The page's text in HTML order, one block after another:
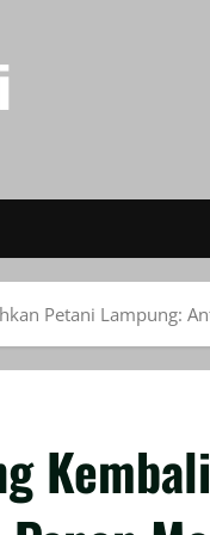
Petani Lampung: